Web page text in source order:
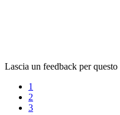
Lascia un feedback per
1
2
3